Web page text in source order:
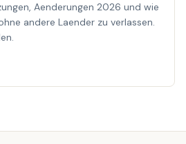
Aenderungen 2026 und wie
andere Laender zu verlassen.